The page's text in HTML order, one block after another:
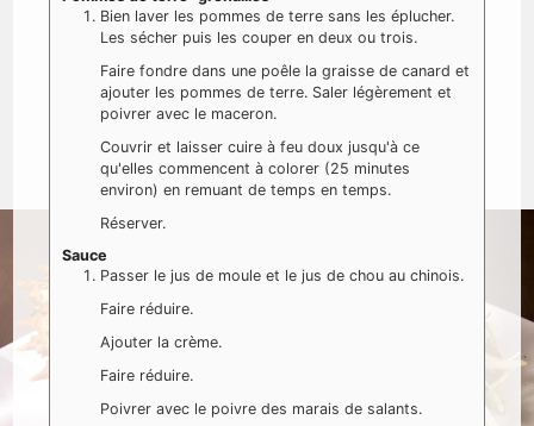
Bien laver les pommes de terre sans les éplucher.
Les sécher puis les couper en deux ou trois.
Faire fondre dans une poêle la graisse de canard et
ajouter les pommes de terre. Saler légèrement et
poivrer avec le maceron.
Couvrir et laisser cuire à feu doux jusqu'à ce
qu'elles commencent à colorer (25 minutes
environ) en remuant de temps en temps.
Réserver.
Sauce
Passer le jus de moule et le jus de chou au chinois.
Faire réduire.
Ajouter la crème.
Faire réduire.
Poivrer avec le poivre des marais de salants.